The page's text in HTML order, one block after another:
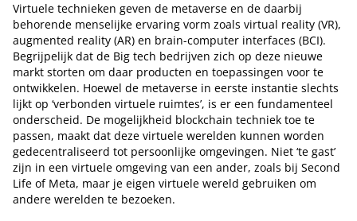
Virtuele technieken geven de metaverse en de daarbij
behorende menselijke ervaring vorm zoals virtual reality (VR),
augmented reality (AR) en brain-computer interfaces (BCI).
Begrijpelijk dat de Big tech bedrijven zich op deze nieuwe
markt storten om daar producten en toepassingen voor te
ontwikkelen. Hoewel de metaverse in eerste instantie slechts
lijkt op ‘verbonden virtuele ruimtes’, is er een fundamenteel
onderscheid. De mogelijkheid blockchain techniek toe te
passen, maakt dat deze virtuele werelden kunnen worden
gedecentraliseerd tot persoonlijke omgevingen. Niet ‘te gast’
zijn in een virtuele omgeving van een ander, zoals bij Second
Life of Meta, maar je eigen virtuele wereld gebruiken om
andere werelden te bezoeken.